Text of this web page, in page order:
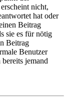
nicht,
hat oder
Beitrag
sie es für nötig
Beitrag
Benutzer
jemand